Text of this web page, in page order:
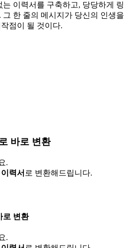
이력서를 구축하고, 당당하게 링
그 한 줄의 메시지가 당신의 인생을
점이 될 것이다.
바로 변환
.
력서 로 변환해드립니다.
로 변환
.